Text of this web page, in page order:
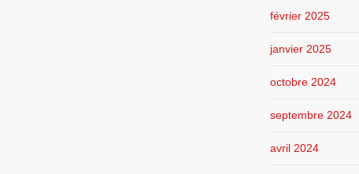
février 2025
janvier 2025
octobre 2024
septembre 2024
avril 2024